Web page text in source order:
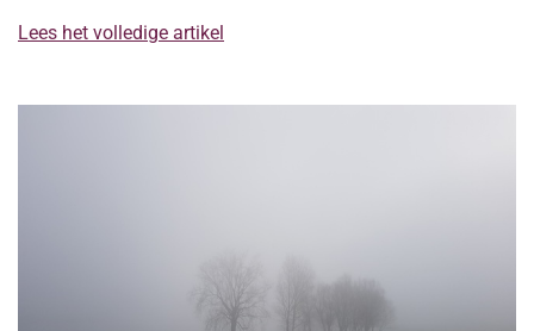
Lees het volledige artikel